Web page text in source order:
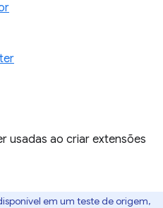
usadas ao criar extensões
em um teste de origem,